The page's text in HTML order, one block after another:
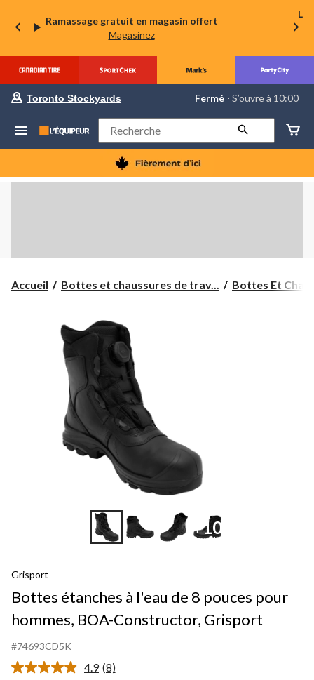
Ramassage gratuit en magasin offert
Magasinez
La
préféré
Toronto
Stockyards,
courament
Fermé,
S’ouvre
Toronto Stockyards Fermé ⋅ S’ouvre à 10:00
Rechercher
Accueil Bottes et chaussures de trav... Bottes Et
+10
Grisport
Bottes étanches à l'eau de 8 pouces pour
hommes, BOA-Constructor, Grisport
#74693CD5K
4.9 Lire
(8)